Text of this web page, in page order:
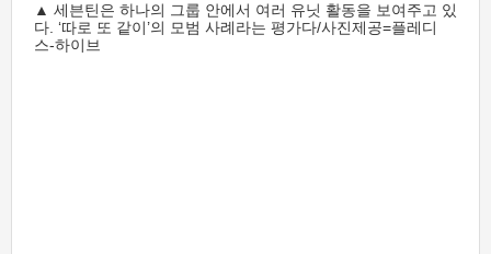
▲ 세븐틴은 하나의 그룹 안에서 여러 유닛 활동을 보여주고 있
다. ‘따로 또 같이’의 모범 사례라는 평가다/사진제공=플레디
스-하이브